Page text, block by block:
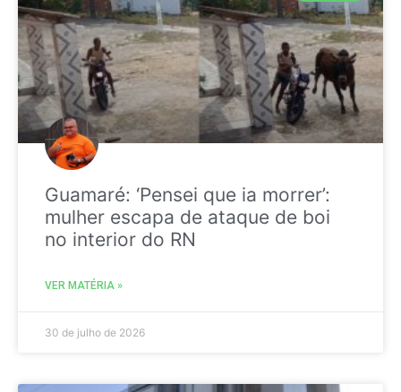
Guamaré: ‘Pensei que ia morrer’:
mulher escapa de ataque de boi
no interior do RN
VER MATÉRIA »
30 de julho de 2026